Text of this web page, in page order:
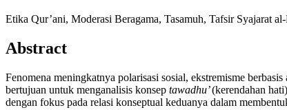
Etika Qur’ani, Moderasi Beragama, Tasamuh, Tafsir Syajarat
Abstract
Fenomena meningkatnya polarisasi sosial, ekstremisme
bertujuan untuk menganalisis konsep tawadhu’(kerendahan
dengan fokus pada relasi konseptual keduanya dalam